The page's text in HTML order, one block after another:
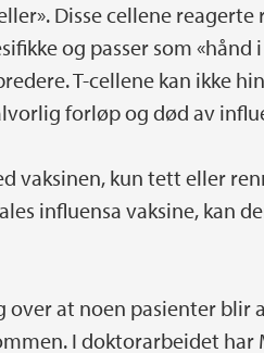
Disse cellene
og passer som
T-cellene kan ikke
forløp og død av
vaksinen, kun tett eller
influensa vaksine, kan
over at noen pasienter blir
I doktorarbeidet